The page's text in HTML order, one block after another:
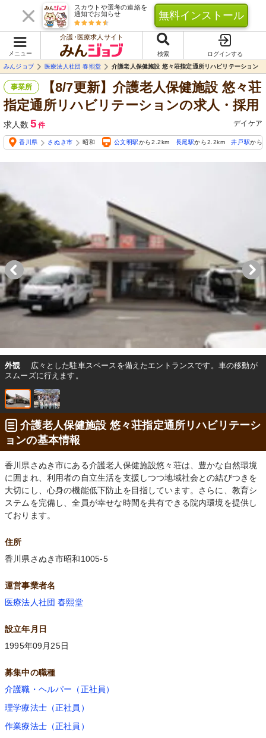
スカウトや選考の連絡を
通知でお知らせ
無料インストール
メニュー
介護･医療求人サイト
検索
ログインする
みんジョブ
医療法人社団 春熙堂 介護老人保健施設 悠々荘指定通所リハビリテーション
事業所
【8/7更新】介護老人保健施設 悠々荘
指定通所リハビリテーションの求人・採用
求人数 5 件 デイケア
香川県 さぬき市 昭和 公文明駅から2.2km 長尾駅から2.2km 井戸駅から
外観
広々とした駐車スペースを備えたエントランスです。車の移動が
スムーズに行えます。
介護老人保健施設 悠々荘指定通所リハビリテーシ
ョンの基本情報
香川県さぬき市にある介護老人保健施設悠々荘は、豊かな自然環境
に囲まれ、利用者の自立生活を支援しつつ地域社会との結びつきを
大切にし、心身の機能低下防止を目指しています。さらに、教育シ
ステムを完備し、全員が幸せな時間を共有できる院内環境を提供し
ております。
住所
香川県さぬき市昭和1005-5
運営事業者名
医療法人社団 春熙堂
設立年月日
1995年09月25日
募集中の職種
介護職・ヘルパー（正社員）
理学療法士（正社員）
作業療法士（正社員）